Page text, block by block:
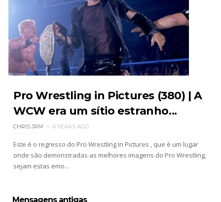
de interromper combate de Brie Bella após
lesão grave no ombro
SCSA867- Aug 07 2026
WWE: Nikki Bella não quer continuar na WWE
sem Brie Bella
AEW: Samoa Joe faz tease de regresso no All In
México revelado
Pro Wrestling in Pictures (380) | A
WCW era um sítio estranho...
CHRIS JRM 6 YEARS AGO
Este é o regresso do Pro Wrestling In Pictures , que é um lugar
onde são demonstradas as melhores imagens do Pro Wrestling,
sejam estas emo...
Mensagens antigas